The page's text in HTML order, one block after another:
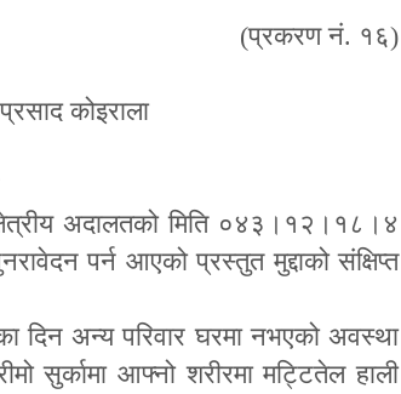
(प्रकरण नं. १६)
कोइराला
अदालतको मिति ०४३।१२।१८।४
पर्न आएको प्रस्तुत मुद्दाको संक्षिप्त
अन्य परिवार घरमा नभएको अवस्था
सुर्कामा आफ्नो शरीरमा मट्टितेल हाली